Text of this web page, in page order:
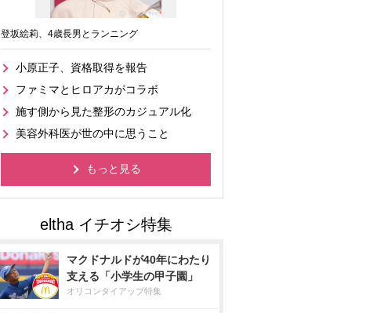
登坂絵莉、4歳長男とランニング
小原正子、資格取得を報告
ファミマとヒロアカがコラボ
施す側から見た整形のカジュアル化
美容外科医が世の中に思うこと
もっと見る
マクドナルドが40年にわたり
支える「小学生の甲子園」
オリコンタイアップ特集